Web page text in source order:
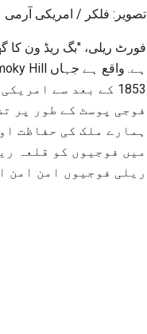
تصویر: فلکر / امریکی آرمی
فورٹ ریلی، "بگ ریڈ ون کا
1853 کے بعد سے
فوجی پوسٹ کے طور پر
ہمارے ملک کی حفاظت
میں فوجیوں کو قلعہ
ریلی فوجیوں امن امن